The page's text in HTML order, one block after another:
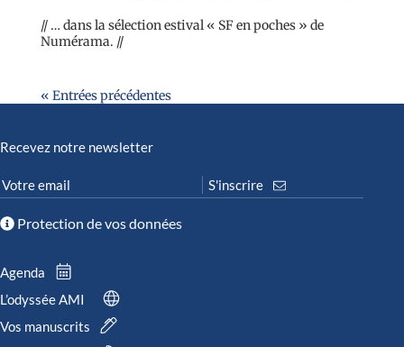
// … dans la sélection estival « SF en poches » de
Numérama. //
« Entrées précédentes
Recevez notre newsletter
Protection de vos données
Agenda
L’odyssée AMI
Vos manuscrits